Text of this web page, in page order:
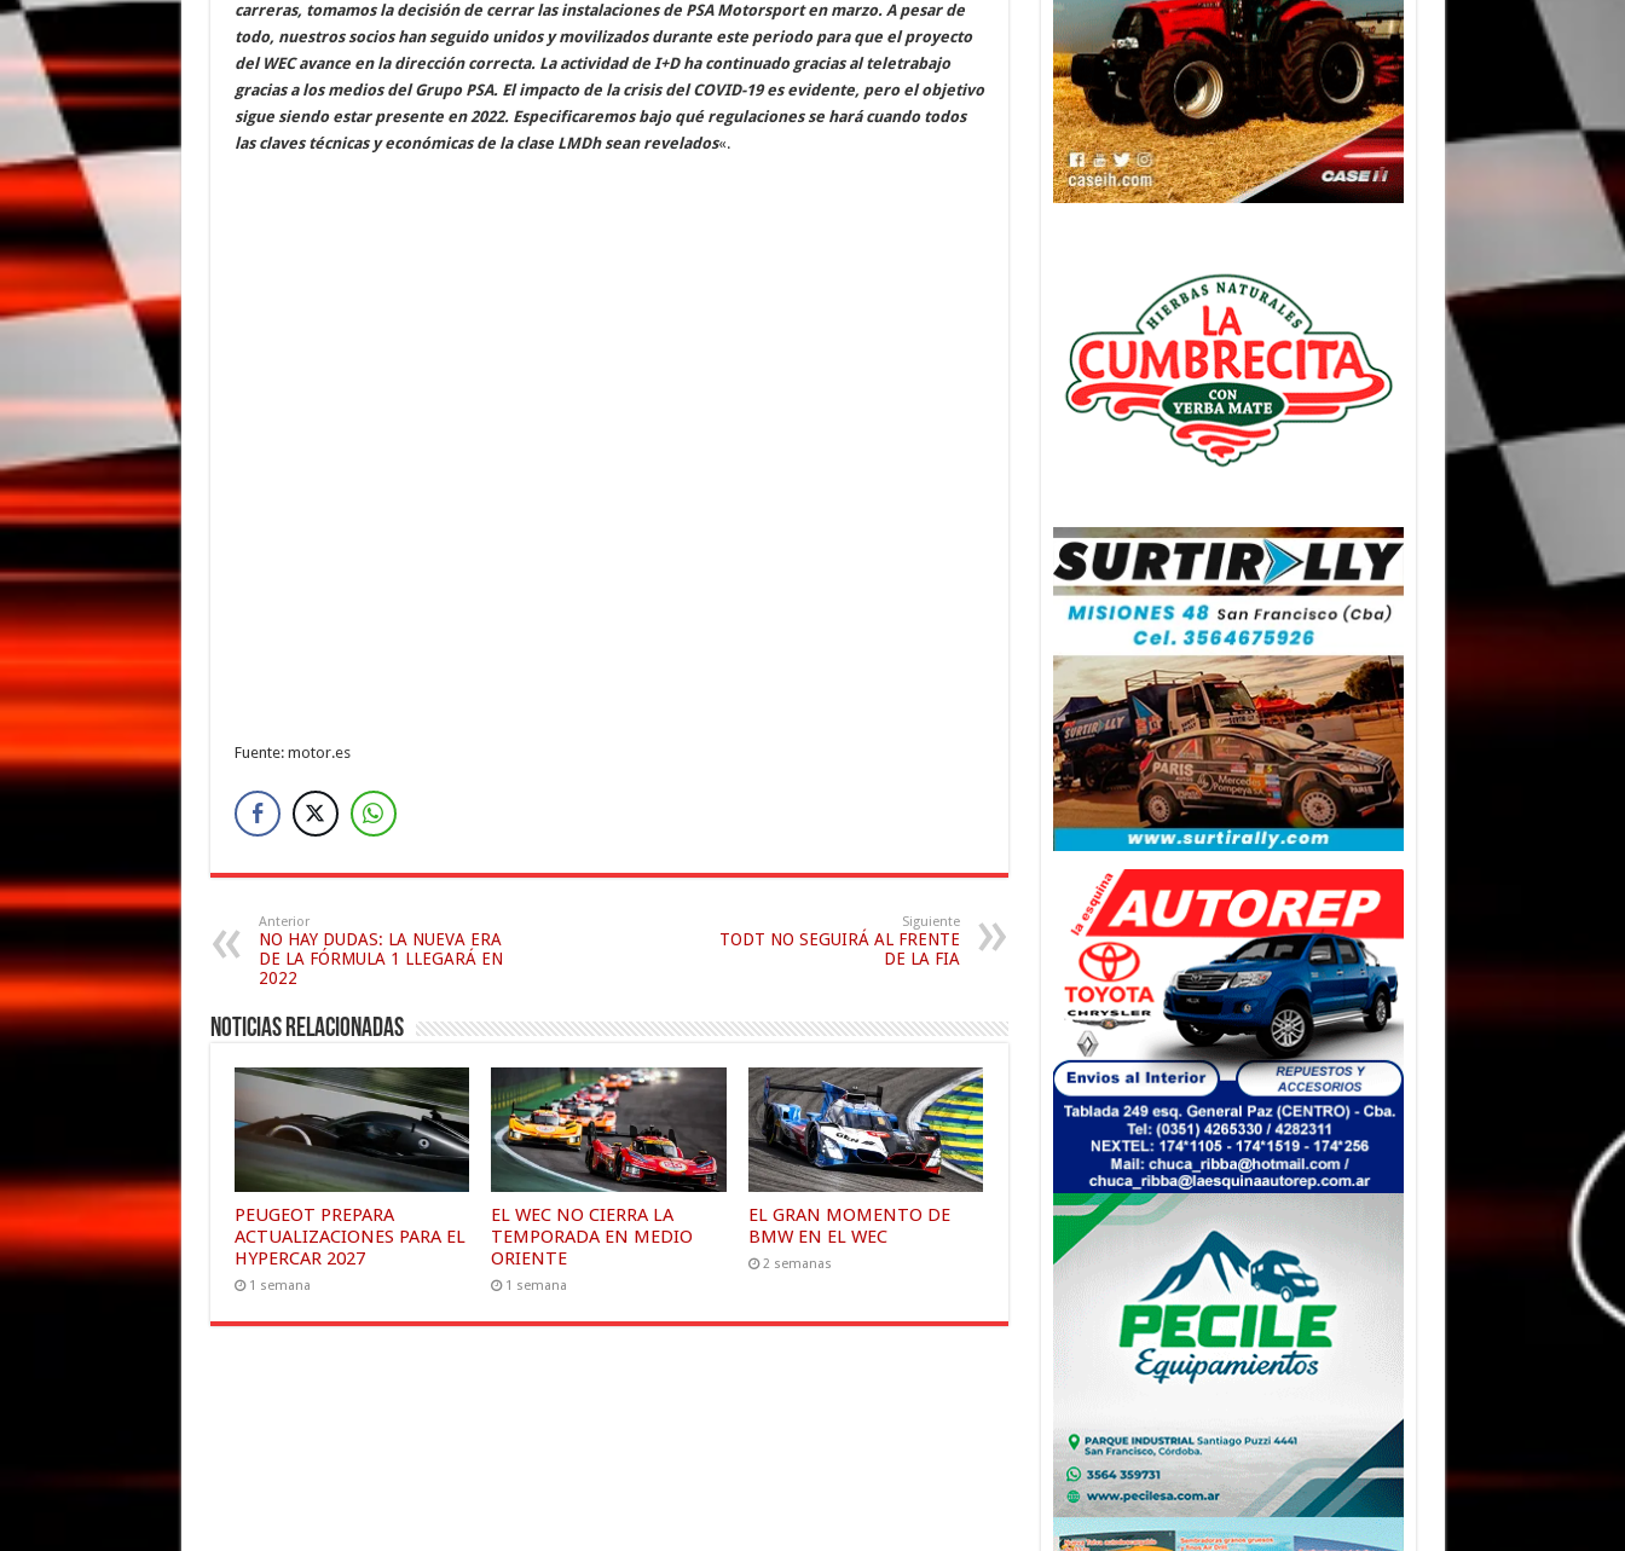
carreras, tomamos la decisión de cerrar las instalaciones de PSA Motorsport en marzo. A pesar de
todo, nuestros socios han seguido unidos y movilizados durante este periodo para que el proyecto
del WEC avance en la dirección correcta. La actividad de I+D ha continuado gracias al teletrabajo
gracias a los medios del Grupo PSA. El impacto de la crisis del COVID-19 es evidente, pero el objetivo
sigue siendo estar presente en 2022. Especificaremos bajo qué regulaciones se hará cuando todos
las claves técnicas y económicas de la clase LMDh sean revelados«.
Fuente: motor.es
Anterior
NO HAY DUDAS: LA NUEVA ERA
DE LA FÓRMULA 1 LLEGARÁ EN
2022
Siguiente
TODT NO SEGUIRÁ AL FRENTE
DE LA FIA
Noticias relacionadas
PEUGEOT PREPARA
ACTUALIZACIONES PARA EL
HYPERCAR 2027
1 semana
EL WEC NO CIERRA LA
TEMPORADA EN MEDIO
ORIENTE
1 semana
EL GRAN MOMENTO DE
BMW EN EL WEC
2 semanas